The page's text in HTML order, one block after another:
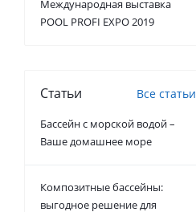
Международная выставка
POOL PROFI EXPO 2019
Статьи Все статьи
Бассейн с морской водой –
Ваше домашнее море
Композитные бассейны:
выгодное решение для